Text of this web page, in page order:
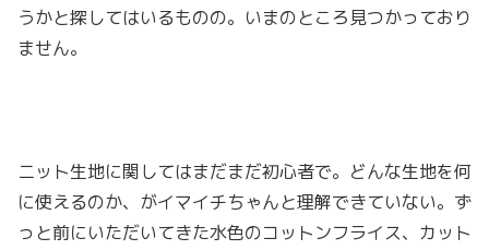
うかと探してはいるものの。いまのところ見つかっており
ません。
ニット生地に関してはまだまだ初心者で。どんな生地を何
に使えるのか、がイマイチちゃんと理解できていない。ず
っと前にいただいてきた水色のコットンフライス、カット